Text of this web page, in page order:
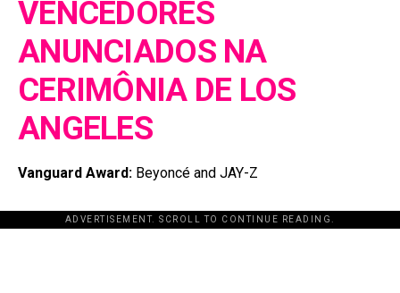
VENCEDORES
ANUNCIADOS NA
CERIMÔNIA DE LOS
ANGELES
Vanguard Award: Beyoncé and JAY-Z
ADVERTISEMENT. SCROLL TO CONTINUE READING.